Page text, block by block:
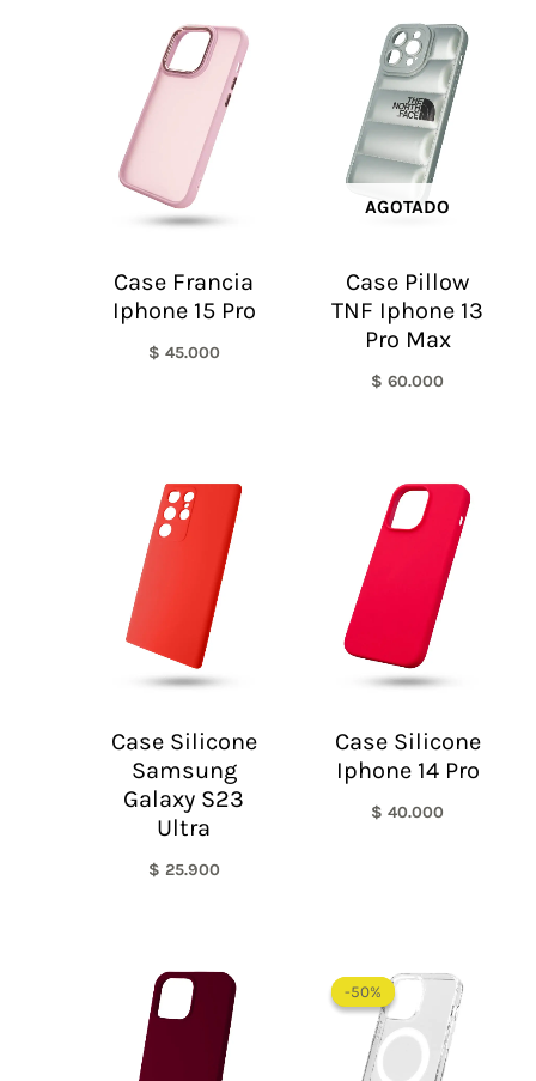
Case Francia
Iphone 15 Pro
$ 45.000
AGOTADO
Case Pillow
TNF Iphone 13
Pro Max
$ 60.000
Case Silicone
Samsung
Galaxy S23
Ultra
$ 25.900
Case Silicone
Iphone 14 Pro
$ 40.000
-50%
-50%
de
precios:
desde
$ 30.000
hasta